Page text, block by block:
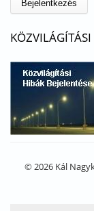
KÖZVILÁGÍTÁSI
© 2026 Kál